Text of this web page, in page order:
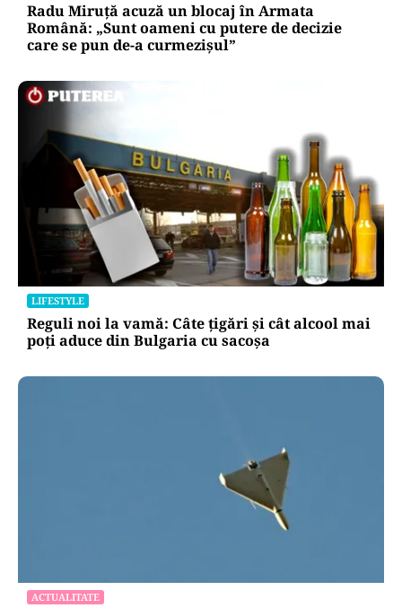
Radu Miruță acuză un blocaj în Armata
Română: „Sunt oameni cu putere de decizie
care se pun de-a curmezișul”
LIFESTYLE
Reguli noi la vamă: Câte țigări și cât alcool mai
poți aduce din Bulgaria cu sacoșa
ACTUALITATE